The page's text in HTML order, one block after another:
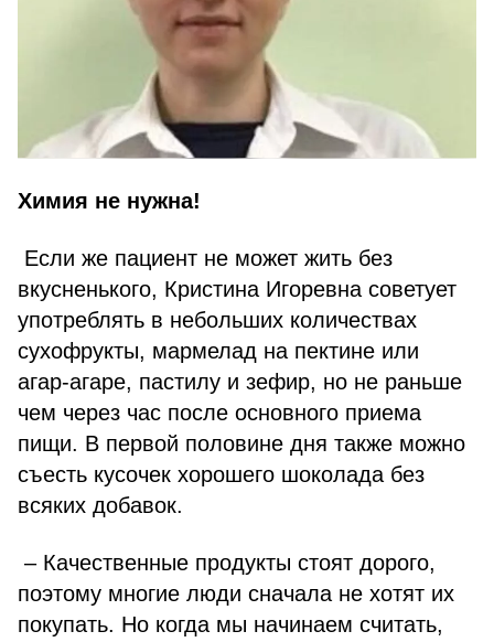
Химия не нужна!
Если же пациент не может жить без
вкусненького, Кристина Игоревна советует
употреблять в небольших количествах
сухофрукты, мармелад на пектине или
агар-агаре, пастилу и зефир, но не раньше
чем через час после основного приема
пищи. В первой половине дня также можно
съесть кусочек хорошего шоколада без
всяких добавок.
– Качественные продукты стоят дорого,
поэтому многие люди сначала не хотят их
покупать. Но когда мы начинаем считать,